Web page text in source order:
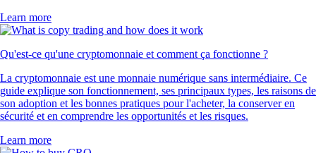
Learn more
Qu'est-ce qu'une cryptomonnaie et comment ça fonctionne ?
La cryptomonnaie est une monnaie numérique sans intermédiaire. Ce
guide explique son fonctionnement, ses principaux types, les raisons de
son adoption et les bonnes pratiques pour l'acheter, la conserver en
sécurité et en comprendre les opportunités et les risques.
Learn more